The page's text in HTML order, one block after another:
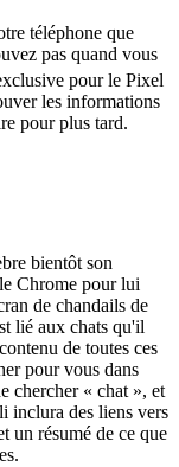
téléphone que
pas quand vous
pour le Pixel
les informations
pour plus tard.
bientôt son
Chrome pour lui
de chandails de
lié aux chats qu'il
de toutes ces
pour vous dans
chercher « chat », et
inclura des liens vers
un résumé de ce que